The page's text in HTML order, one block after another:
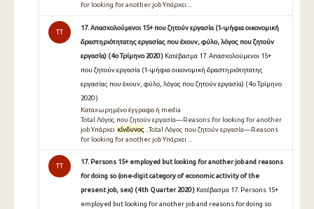
for looking for another job Υπάρχει ...
TT
17. Απασχολούμενοι 15+ που ζητούν εργασία (1-ψήφια οικονομική
δραστηριότητατης εργασίας που έχουν, φύλο, λόγος που ζητούν
εργασία) ( 4ο Τρίμηνο 2020 ) Κατέβασμα 17. Απασχολούμενοι 15+
που ζητούν εργασία (1-ψήφια οικονομική δραστηριότητατης
εργασίας που έχουν, φύλο, λόγος που ζητούν εργασία) ( 4ο Τρίμηνο
2020 )
Καταχωρημένο έγγραφο ή media
Total Λόγος που ζητούν εργασία—Reasons for looking for another
job Υπάρχει κίνδυνος ...Total Λόγος που ζητούν εργασία—Reasons
for looking for another job Υπάρχει ...
TT
17. Persons 15+ employed but looking for another job and reasons
for doing so (one-digit category of economic activity of the
present job, sex) ( 4th Quarter 2020 ) Κατέβασμα 17. Persons 15+
employed but looking for another job and reasons for doing so